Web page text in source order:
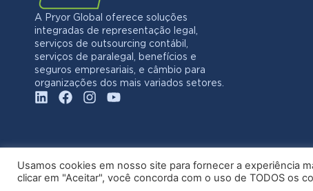
A Pryor Global oferece soluções
integradas de representação legal,
serviços de outsourcing contábil,
serviços de paralegal, benefícios e
seguros empresariais, e câmbio para
organizações dos mais variados setores.
©
Usamos cookies em nosso site para fornecer a experiência
clicar em "Aceitar", você concorda com o uso de TODOS os